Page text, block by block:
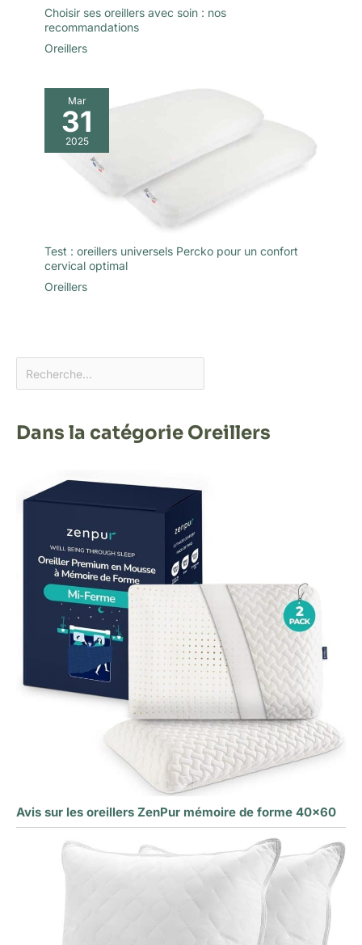
Choisir ses oreillers avec soin : nos
recommandations
Oreillers
Mar
31
2025
Test : oreillers universels Percko pour un confort
cervical optimal
Oreillers
Dans la catégorie Oreillers
Avis sur les oreillers ZenPur mémoire de forme 40×60